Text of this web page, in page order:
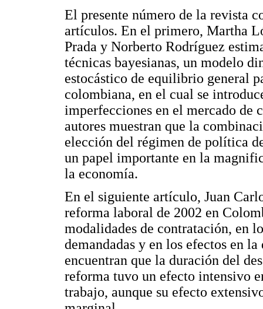
El presente número de la revista
artículos. En el primero, Martha
Prada y Norberto Rodríguez
técnicas bayesianas, un modelo
estocástico de equilibrio general
colombiana, en el cual se
imperfecciones en el mercado de
autores muestran que la
elección del régimen de política
un papel importante en la
la economía.
En el siguiente artículo, Juan
reforma laboral de 2002 en
modalidades de contratación, en
demandadas y en los efectos en
encuentran que la duración del
reforma tuvo un efecto intensivo
trabajo, aunque su efecto